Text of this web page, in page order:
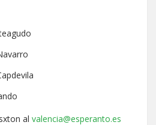
al valencia@esperanto.es